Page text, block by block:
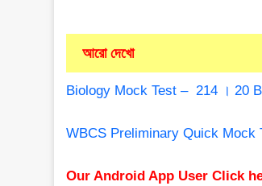
আরো দেখো
Biology Mock Test – 214 । 20
WBCS Preliminary Quick Mock
Our Android App User Click